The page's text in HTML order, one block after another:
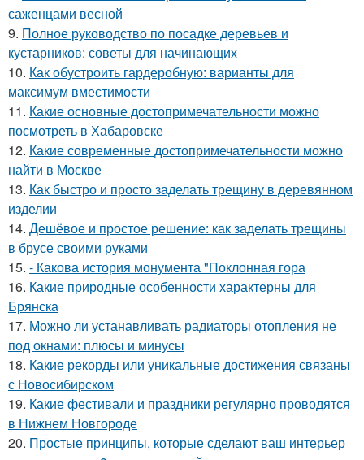
саженцами весной
9. Полное руководство по посадке деревьев и
кустарников: советы для начинающих
10. Как обустроить гардеробную: варианты для
максимум вместимости
11. Какие основные достопримечательности можно
посмотреть в Хабаровске
12. Какие современные достопримечательности можно
найти в Москве
13. Как быстро и просто заделать трещину в деревянном
изделии
14. Дешёвое и простое решение: как заделать трещины
в брусе своими руками
15. - Какова история монумента "Поклонная гора
16. Какие природные особенности характерны для
Брянска
17. Можно ли устанавливать радиаторы отопления не
под окнами: плюсы и минусы
18. Какие рекорды или уникальные достижения связаны
с Новосибирском
19. Какие фестивали и праздники регулярно проводятся
в Нижнем Новгороде
20. Простые принципы, которые сделают ваш интерьер